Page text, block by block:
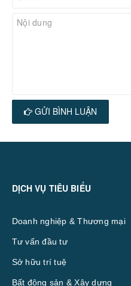
GỬI BÌNH LUẬN
DỊCH VỤ TIÊU BIỂU
Doanh nghiệp & Thương mại
Tư vấn đầu tư
Sở hữu trí tuệ
Bất động sản & Xây dựng